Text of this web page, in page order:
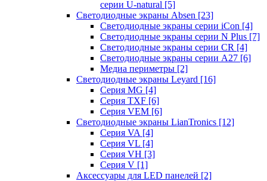
серии U-natural [5]
Светодиодные экраны Absen [23]
Светодиодные экраны серии iCon [4]
Светодиодные экраны серии N Plus [7]
Светодиодные экраны серии CR [4]
Светодиодные экраны серии А27 [6]
Медиа периметры [2]
Светодиодные экраны Leyard [16]
Серия MG [4]
Серия TXF [6]
Серия VEM [6]
Светодиодные экраны LianTronics [12]
Серия VA [4]
Серия VL [4]
Серия VH [3]
Серия V [1]
Аксессуары для LED панелей [2]